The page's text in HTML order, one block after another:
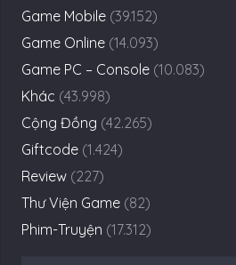
Game Mobile (39.152)
Game Online (14.093)
Game PC – Console (10.083)
Khác (43.998)
Cộng Đồng (42.265)
Giftcode (1.424)
Review (227)
Thư Viện Game (82)
Phim-Truyện (17.312)